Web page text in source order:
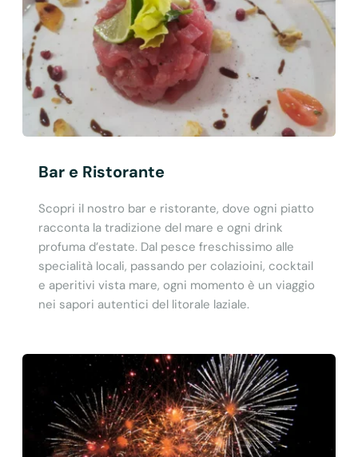
Bar e Ristorante
Scopri il nostro bar e ristorante, dove ogni piatto
racconta la tradizione del mare e ogni drink
profuma d’estate. Dal pesce freschissimo alle
specialità locali, passando per colazioini, cocktail
e aperitivi vista mare, ogni momento è un viaggio
nei sapori autentici del litorale laziale.